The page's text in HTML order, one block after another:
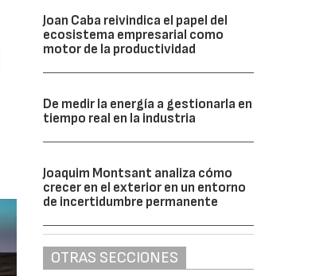
Joan Caba reivindica el papel del
ecosistema empresarial como
motor de la productividad
De medir la energía a gestionarla en
tiempo real en la industria
Joaquim Montsant analiza cómo
crecer en el exterior en un entorno
de incertidumbre permanente
OTRAS SECCIONES